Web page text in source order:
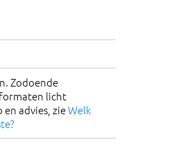
Zodoende
licht
advies, zieWelk